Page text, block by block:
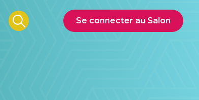
Se connecter au Salon